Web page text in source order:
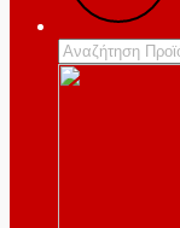
Products
search